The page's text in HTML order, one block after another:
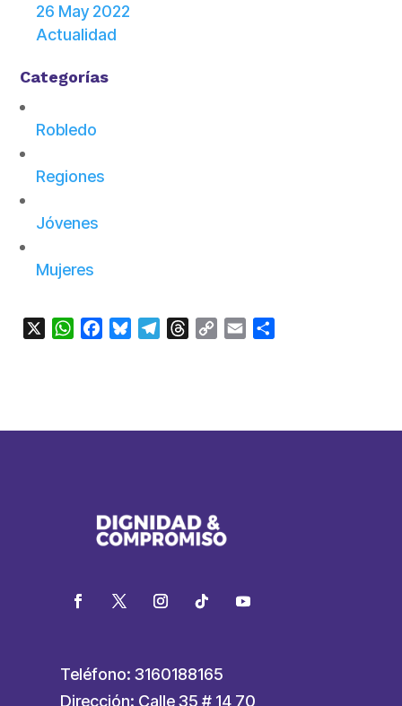
26 May 2022
Actualidad
Categorías
Robledo
Regiones
Jóvenes
Mujeres
WhatsApp
FacebookBlueskyTelegramThreads
Copy Email
Teléfono: 3160188165
Dirección: Calle 35 # 14 70